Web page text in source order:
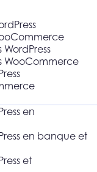
WooCommerce
en
en banque et
et